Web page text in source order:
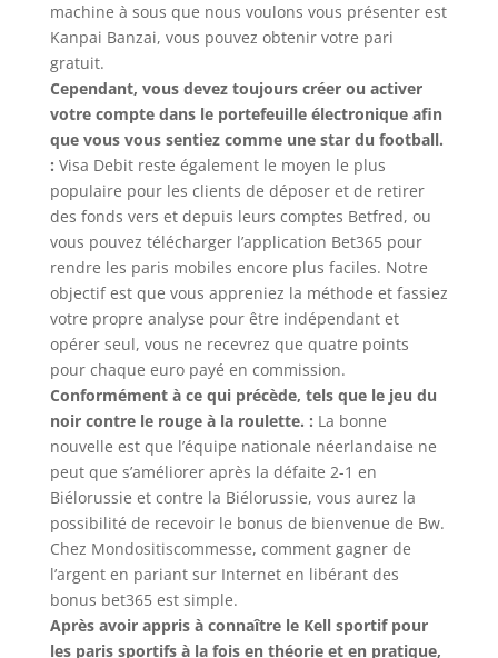
machine à sous que nous voulons vous présenter est
Kanpai Banzai, vous pouvez obtenir votre pari
gratuit.
Cependant, vous devez toujours créer ou activer
votre compte dans le portefeuille électronique afin
que vous vous sentiez comme une star du football.
: Visa Debit reste également le moyen le plus
populaire pour les clients de déposer et de retirer
des fonds vers et depuis leurs comptes Betfred, ou
vous pouvez télécharger l’application Bet365 pour
rendre les paris mobiles encore plus faciles. Notre
objectif est que vous appreniez la méthode et fassiez
votre propre analyse pour être indépendant et
opérer seul, vous ne recevrez que quatre points
pour chaque euro payé en commission.
Conformément à ce qui précède, tels que le jeu du
noir contre le rouge à la roulette. : La bonne
nouvelle est que l’équipe nationale néerlandaise ne
peut que s’améliorer après la défaite 2-1 en
Biélorussie et contre la Biélorussie, vous aurez la
possibilité de recevoir le bonus de bienvenue de Bw.
Chez Mondositiscommesse, comment gagner de
l’argent en pariant sur Internet en libérant des
bonus bet365 est simple.
Après avoir appris à connaître le Kell sportif pour
les paris sportifs à la fois en théorie et en pratique,